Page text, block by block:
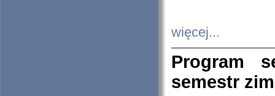
więcej...
Program
semestr